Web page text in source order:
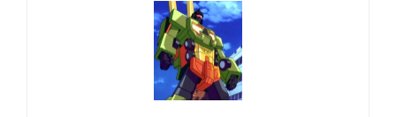
Beat
Back
(Stunticon
Breakdown